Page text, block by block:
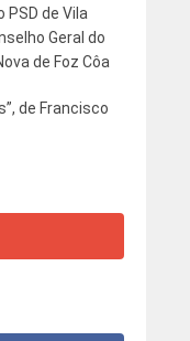
PSD de Vila
Geral do
de Foz Côa
de Francisco